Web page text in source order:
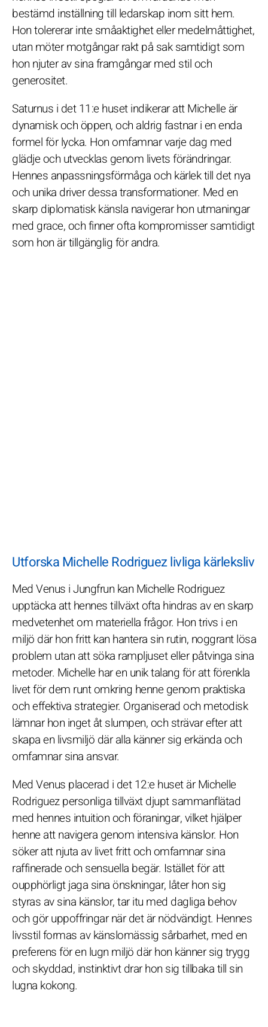
bestämd inställning till ledarskap inom sitt hem.
Hon tolererar inte småaktighet eller medelmåttighet,
utan möter motgångar rakt på sak samtidigt som
hon njuter av sina framgångar med stil och
generositet.
Saturnus i det 11:e huset indikerar att Michelle är
dynamisk och öppen, och aldrig fastnar i en enda
formel för lycka. Hon omfamnar varje dag med
glädje och utvecklas genom livets förändringar.
Hennes anpassningsförmåga och kärlek till det nya
och unika driver dessa transformationer. Med en
skarp diplomatisk känsla navigerar hon utmaningar
med grace, och finner ofta kompromisser samtidigt
som hon är tillgänglig för andra.
Utforska Michelle Rodriguez livliga kärleksliv
Med Venus i Jungfrun kan Michelle Rodriguez
upptäcka att hennes tillväxt ofta hindras av en skarp
medvetenhet om materiella frågor. Hon trivs i en
miljö där hon fritt kan hantera sin rutin, noggrant lösa
problem utan att söka rampljuset eller påtvinga sina
metoder. Michelle har en unik talang för att förenkla
livet för dem runt omkring henne genom praktiska
och effektiva strategier. Organiserad och metodisk
lämnar hon inget åt slumpen, och strävar efter att
skapa en livsmiljö där alla känner sig erkända och
omfamnar sina ansvar.
Med Venus placerad i det 12:e huset är Michelle
Rodriguez personliga tillväxt djupt sammanflätad
med hennes intuition och föraningar, vilket hjälper
henne att navigera genom intensiva känslor. Hon
söker att njuta av livet fritt och omfamnar sina
raffinerade och sensuella begär. Istället för att
oupphörligt jaga sina önskningar, låter hon sig
styras av sina känslor, tar itu med dagliga behov
och gör uppoffringar när det är nödvändigt. Hennes
livsstil formas av känslomässig sårbarhet, med en
preferens för en lugn miljö där hon känner sig trygg
och skyddad, instinktivt drar hon sig tillbaka till sin
lugna kokong.